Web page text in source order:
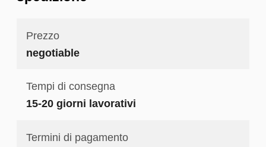
Prezzo
negotiable
Tempi di consegna
15-20 giorni lavorativi
Termini di pagamento